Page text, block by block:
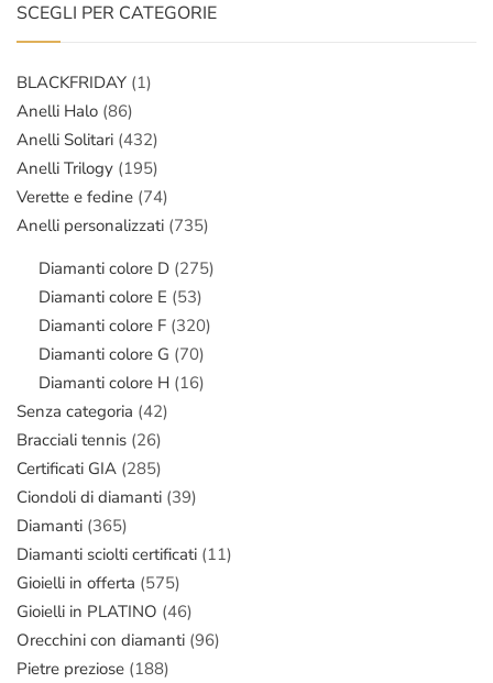
SCEGLI PER CATEGORIE
BLACKFRIDAY (1)
Anelli Halo (86)
Anelli Solitari (432)
Anelli Trilogy (195)
Verette e fedine (74)
Anelli personalizzati (735)
Diamanti colore D (275)
Diamanti colore E (53)
Diamanti colore F (320)
Diamanti colore G (70)
Diamanti colore H (16)
Senza categoria (42)
Bracciali tennis (26)
Certificati GIA (285)
Ciondoli di diamanti (39)
Diamanti (365)
Diamanti sciolti certificati (11)
Gioielli in offerta (575)
Gioielli in PLATINO (46)
Orecchini con diamanti (96)
Pietre preziose (188)